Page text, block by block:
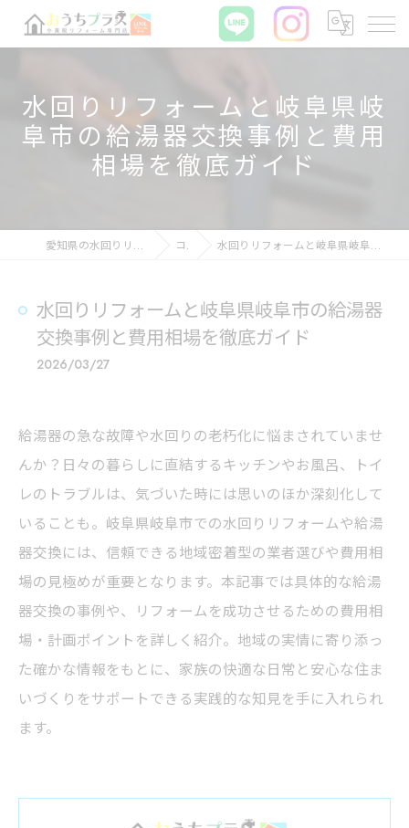
水回りリフォームと岐阜県岐
阜市の給湯器交換事例と費用
相場を徹底ガイド
愛知県の水回りリフォームならおうちプラス コラム 水回りリフォームと岐阜県岐阜市の給湯器交換事例と費用相場を徹底ガイド
水回りリフォームと岐阜県岐阜市の給湯器
交換事例と費用相場を徹底ガイド
2026/03/27
給湯器の急な故障や水回りの老朽化に悩まされていませ
んか？日々の暮らしに直結するキッチンやお風呂、トイ
レのトラブルは、気づいた時には思いのほか深刻化して
いることも。岐阜県岐阜市での水回りリフォームや給湯
器交換には、信頼できる地域密着型の業者選びや費用相
場の見極めが重要となります。本記事では具体的な給湯
器交換の事例や、リフォームを成功させるための費用相
場・計画ポイントを詳しく紹介。地域の実情に寄り添っ
た確かな情報をもとに、家族の快適な日常と安心な住ま
いづくりをサポートできる実践的な知見を手に入れられ
ます。